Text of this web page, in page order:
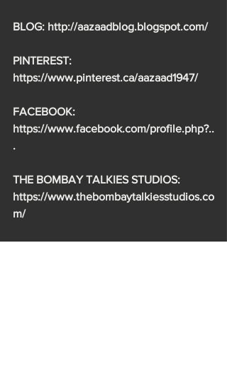
BLOG: http://aazaadblog.blogspot.com/
PINTEREST:
https://www.pinterest.ca/aazaad1947/
FACEBOOK:
https://www.facebook.com/profile.php?..
.
THE BOMBAY TALKIES STUDIOS:
https://www.thebombaytalkiesstudios.co
m/